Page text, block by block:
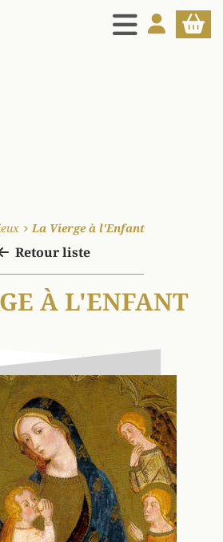
MENU
MON PANIER
La Vierge à l'Enfant
Retour liste
À L'ENFANT